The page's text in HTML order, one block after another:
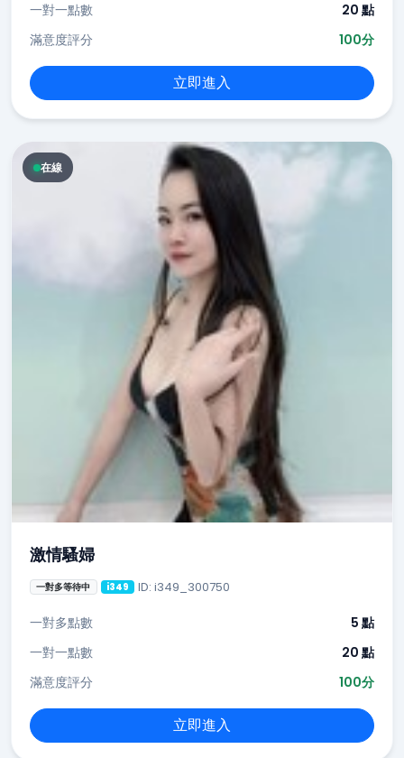
一對一點數
20 點
滿意度評分
100分
立即進入
在線
激情騷婦
一對多等待中 i349 ID: i349_300750
一對多點數
5 點
一對一點數
20 點
滿意度評分
100分
立即進入